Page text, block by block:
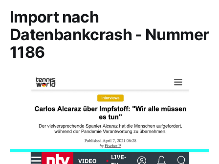
Import nach
Datenbankcrash - Nummer
1186